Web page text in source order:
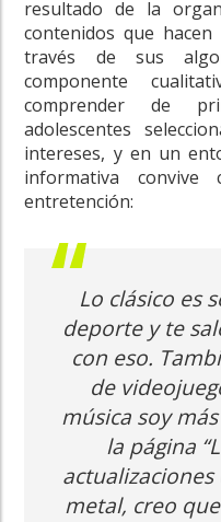
resultado de la
contenidos que
través de sus
componente
comprender de
adolescentes
intereses, y en un
informativa
entretención:
Lo clásico es
deporte y te
con eso.
de
música soy
la página
metal, creo